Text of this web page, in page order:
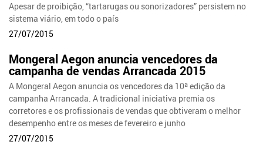
Apesar de proibição, “tartarugas ou sonorizadores” persistem no
sistema viário, em todo o país
27/07/2015
Mongeral Aegon anuncia vencedores da
campanha de vendas Arrancada 2015
A Mongeral Aegon anuncia os vencedores da 10ª edição da
campanha Arrancada. A tradicional iniciativa premia os
corretores e os profissionais de vendas que obtiveram o melhor
desempenho entre os meses de fevereiro e junho
27/07/2015